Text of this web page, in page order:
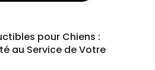
pour Chiens :
au Service de Votre